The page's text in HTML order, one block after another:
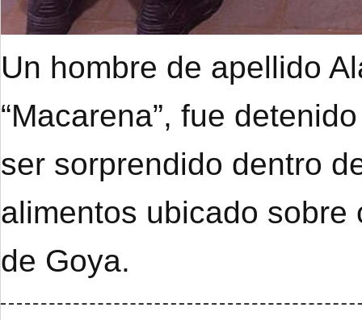
Un hombre de apellido
“Macarena”, fue
ser sorprendido dentro
alimentos ubicado
de Goya.